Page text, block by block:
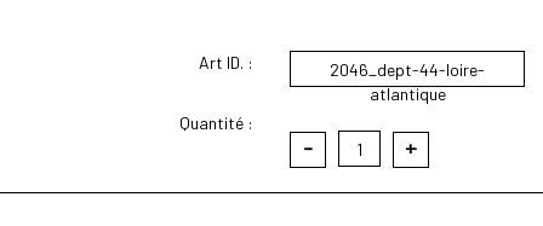
Art ID. :
Quantité :
2046_dept-44-loire-
atlantique
- 1 +